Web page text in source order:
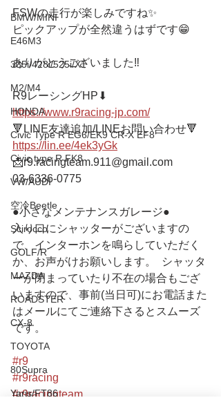
BMW/MINI
E46M3
335i/428i/525i/X1
M2/M4
HONDA
Civic Type R EG6/EK9 CR-X EF8
Civic type R FK8
VW/AUDI
空冷Beetle
Scirocco
GOLF/R
MAZDA
ROADSTER
CX-8
TOYOTA
80Supra
Yaris/FT86
FSWの走行が楽しみですね✨
ピックアップが全然違うはずです😁
ありがとうございました‼️
R9レーシングHP⬇︎
https://www.r9racing-jp.com/
🔻LINE友達追加/LINEお問い合わせ🔻
https://lin.ee/4ek3yGk
📩r9.racingteam.911@gmail.com
03-6336-0775
●小さなメンテナンスガレージ●
入り口にシャッターがございますの
で、インターホンを鳴らしていただく
か、お声がけお願いします。  シャッタ
ーが閉まっていたり不在の場合もござ
いますので、事前(当日可)にお電話また
はメールにてご連絡下さるとスムーズ
です。
#r9
#r9racing
#r9racingteam